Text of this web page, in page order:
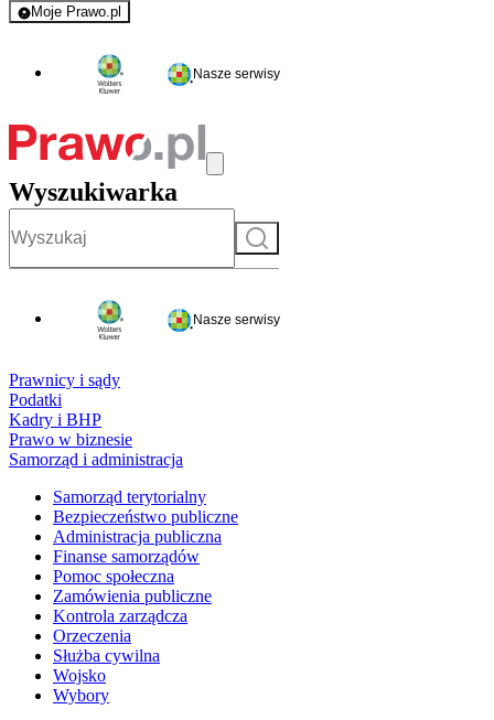
Moje Prawo.pl
- rejestracja i logowanie do serwisu
Nasze serwisy
Wyszukiwarka
Szukaj
Nasze serwisy
Prawnicy i sądy
Podatki
Kadry i BHP
Prawo w biznesie
Samorząd i administracja
Samorząd terytorialny
Bezpieczeństwo publiczne
Administracja publiczna
Finanse samorządów
Pomoc społeczna
Zamówienia publiczne
Kontrola zarządcza
Orzeczenia
Służba cywilna
Wojsko
Wybory